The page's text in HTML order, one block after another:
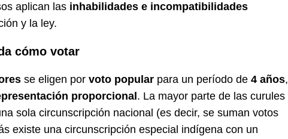
aplican las inhabilidades e incompatibilidades
y la ley.
cómo votar
se eligen por voto popular para un período de 4 años,
proporcional . La mayor parte de las curules
sola circunscripción nacional (es decir, se suman votos
existe una circunscripción especial indígena con un